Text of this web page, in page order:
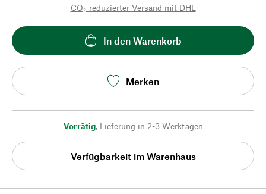
CO₂-reduzierter Versand mit DHL
In den Warenkorb
Merken
Vorrätig, Lieferung in 2-3 Werktagen
Verfügbarkeit im Warenhaus